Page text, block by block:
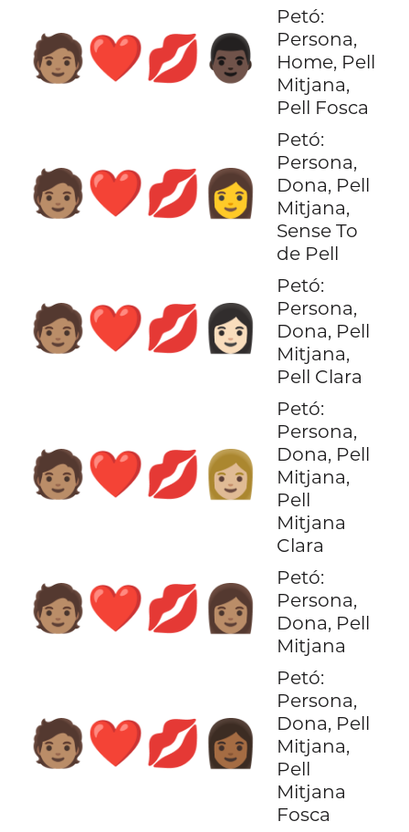
🧑🏽‍❤️‍💋‍👨🏿
Petó:
Persona,
Home, Pell
Mitjana,
Pell Fosca
🧑🏽‍❤️‍💋‍👩
Petó:
Persona,
Dona, Pell
Mitjana,
Sense To
de Pell
🧑🏽‍❤️‍💋‍👩🏻
Petó:
Persona,
Dona, Pell
Mitjana,
Pell Clara
🧑🏽‍❤️‍💋‍👩🏼
Petó:
Persona,
Dona, Pell
Mitjana,
Pell
Mitjana
Clara
🧑🏽‍❤️‍💋‍👩🏽
Petó:
Persona,
Dona, Pell
Mitjana
🧑🏽‍❤️‍💋‍👩🏾
Petó:
Persona,
Dona, Pell
Mitjana,
Pell
Mitjana
Fosca